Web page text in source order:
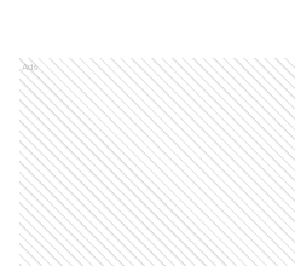
Ads